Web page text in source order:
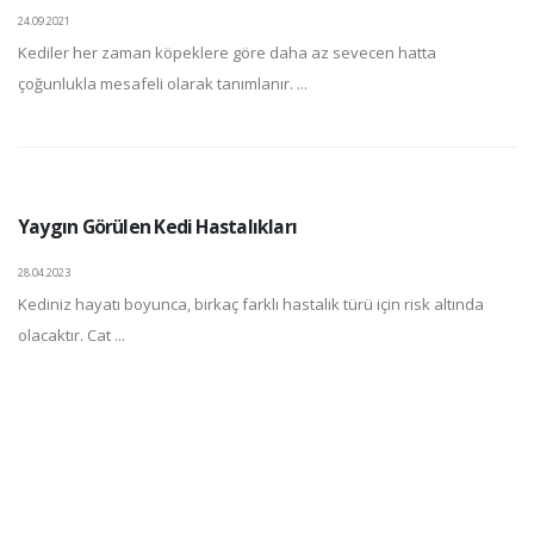
24.09.2021
Kediler her zaman köpeklere göre daha az sevecen hatta
çoğunlukla mesafeli olarak tanımlanır. ...
Yaygın Görülen Kedi Hastalıkları
28.04.2023
Kediniz hayatı boyunca, birkaç farklı hastalık türü için risk altında
olacaktır. Cat ...